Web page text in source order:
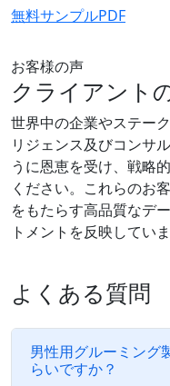
無料サンプルPDF
お客様の声
クライアント
世界中の企業やステー
リジェンス及びコンサ
うに恩恵を受け、戦略
ください。これらのお
をもたらす高品質なデ
トメントを反映していま
よくある質問
男性用グルーミング
らいですか？